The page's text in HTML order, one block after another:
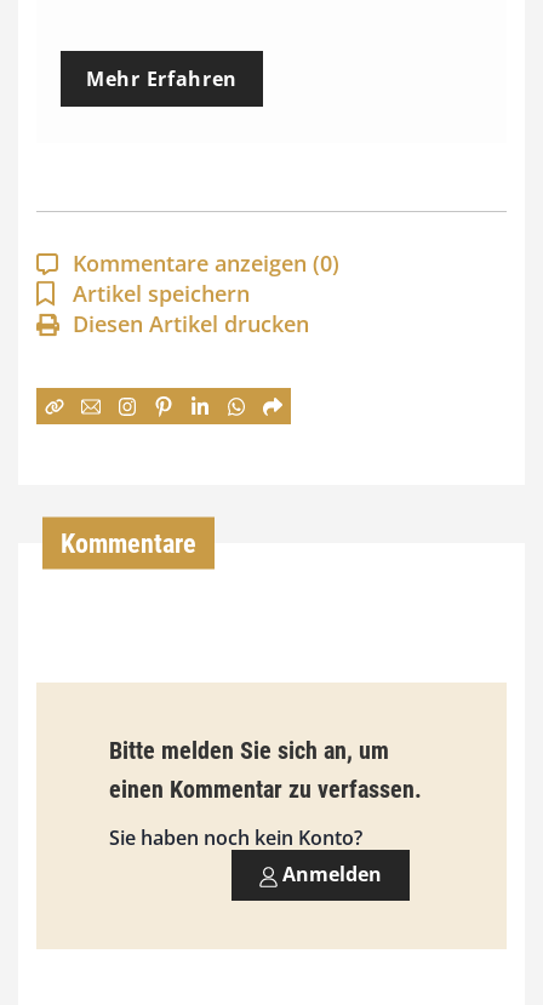
e
p
a
n
n
:
€
i
s
9
0
Mehr Erfahren
Kommentare anzeigen (0)
Artikel speichern
Diesen Artikel drucken
Kommentare
Bitte melden Sie sich an, um
einen Kommentar zu verfassen.
Sie haben noch kein Konto?
Anmelden